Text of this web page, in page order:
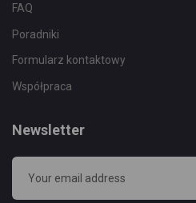
FAQ
Poradniki
Formularz kontaktowy
Współpraca
Newsletter